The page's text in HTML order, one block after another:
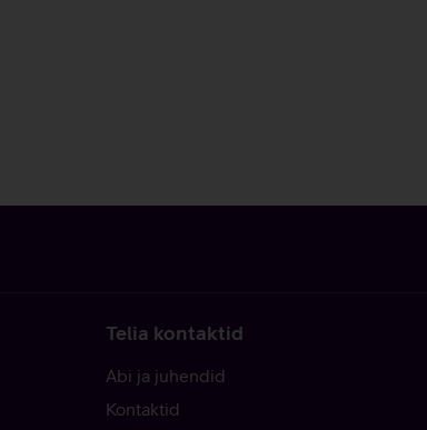
Telia kontaktid
Abi ja juhendid
Kontaktid